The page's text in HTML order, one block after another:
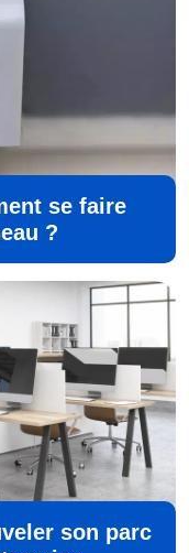
se faire
?
son parc